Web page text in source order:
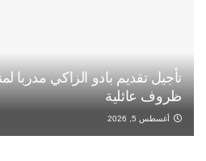
تأجيل تقديم بادو الزاكي مدربا
ظروف عائلية
أغسطس 5, 2026